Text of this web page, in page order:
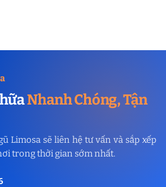
Nhanh Chóng, Tận
Limosa sẽ liên hệ tư vấn và sắp xếp
trong thời gian sớm nhất.